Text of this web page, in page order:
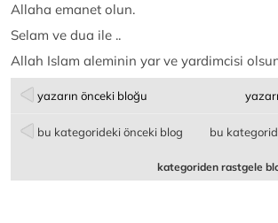
Allaha emanet olun.
Selam ve dua ile ..
Allah Islam aleminin yar ve yardimcisi
yazarın önceki bloğu
bu kategorideki önceki blog bu
kategoriden rastgele